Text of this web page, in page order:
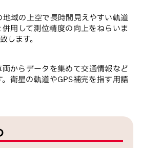
域の上空で長時間見えやすい軌道
用して測位精度の向上をねらいま
します。
からデータを集めて交通情報など
衛星の軌道やGPS補完を指す用語